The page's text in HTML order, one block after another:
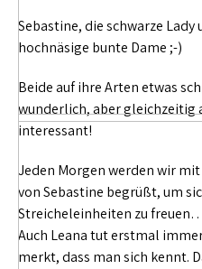
Sebastine, die schwarze Lady
hochnäsige bunte Dame ;-)
Beide auf ihre Arten etwas
wunderlich, aber gleichzeitig
interessant!
Jeden Morgen werden wir
von Sebastine begrüßt, um
Streicheleinheiten zu
Auch Leana tut erstmal
merkt, dass man sich kennt.